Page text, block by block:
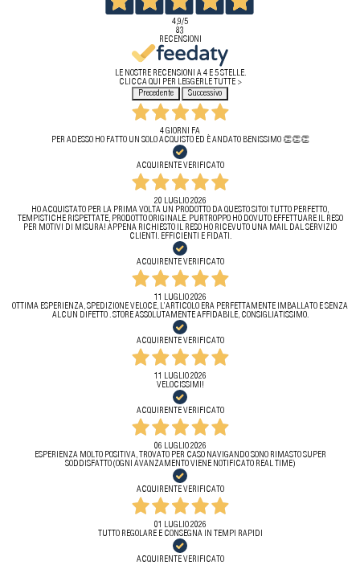
4,9/5
83
RECENSIONI
LE NOSTRE RECENSIONI A 4 E 5 STELLE.
CLICCA QUI PER LEGGERLE TUTTE >
Precedente
Successivo
4 GIORNI FA
PER ADESSO HO FATTO UN SOLO ACQUISTO ED È ANDATO BENISSIMO 👏👏👏
ACQUIRENTE VERIFICATO
20 LUGLIO 2026
HO ACQUISTATO PER LA PRIMA VOLTA UN PRODOTTO DA QUESTO SITO! TUTTO PERFETTO,
TEMPISTICHE RISPETTATE, PRODOTTO ORIGINALE. PURTROPPO HO DOVUTO EFFETTUARE IL RESO
PER MOTIVI DI MISURA! APPENA RICHIESTO IL RESO HO RICEVUTO UNA MAIL DAL SERVIZIO
CLIENTI. EFFICIENTI E FIDATI.
ACQUIRENTE VERIFICATO
11 LUGLIO 2026
OTTIMA ESPERIENZA, SPEDIZIONE VELOCE, L’ARTICOLO ERA PERFETTAMENTE IMBALLATO E SENZA
ALCUN DIFETTO . STORE ASSOLUTAMENTE AFFIDABILE, CONSIGLIATISSIMO.
ACQUIRENTE VERIFICATO
11 LUGLIO 2026
VELOCISSIMI!
ACQUIRENTE VERIFICATO
06 LUGLIO 2026
ESPERIENZA MOLTO POSITIVA, TROVATO PER CASO NAVIGANDO SONO RIMASTO SUPER
SODDISFATTO (OGNI AVANZAMENTO VIENE NOTIFICATO REAL TIME)
ACQUIRENTE VERIFICATO
01 LUGLIO 2026
TUTTO REGOLARE E CONSEGNA IN TEMPI RAPIDI
ACQUIRENTE VERIFICATO